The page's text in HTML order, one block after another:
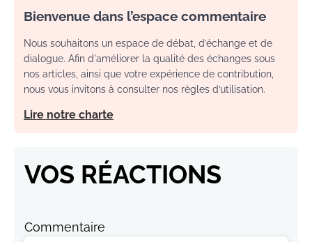
Bienvenue dans l’espace commentaire
Nous souhaitons un espace de débat, d’échange et de
dialogue. Afin d'améliorer la qualité des échanges sous
nos articles, ainsi que votre expérience de contribution,
nous vous invitons à consulter nos règles d’utilisation.
Lire notre charte
VOS RÉACTIONS
Commentaire